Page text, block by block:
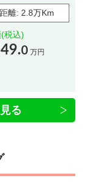
離: 2.8万Km
税込)
0 万円
る